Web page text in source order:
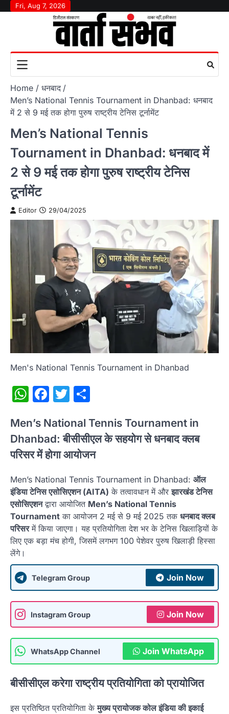
SkipFri, Aug 7, 2026
Home
धनबाद
Men’s National Tennis Tournament in Dhanbad: धनबाद
में 2 से 9 मई तक होगा पुरुष राष्ट्रीय टेनिस टूर्नामेंट
Men’s National Tennis
Tournament in Dhanbad: धनबाद में
2 से 9 मई तक होगा पुरुष राष्ट्रीय टेनिस
टूर्नामेंट
Editor 29/04/2025
Men's National Tennis Tournament in Dhanbad
WhatsApp
Facebook
Twitter
Men’s National Tennis Tournament in
Dhanbad: बीसीसीएल के सहयोग से धनबाद क्लब
परिसर में होगा आयोजन
Men’s National Tennis Tournament in Dhanbad: ऑल
इंडिया टेनिस एसोसिएशन (AITA) के तत्वावधान में औरझारखंड टेनिस
एसोसिएशनद्वारा आयोजित Men’s National Tennis
Tournament का आयोजन 2 मई से 9 मई 2025 तक धनबाद क्लब
परिसरमें किया जाएगा। यह प्रतियोगिता देश भर के टेनिस खिलाड़ियों के
लिए एक बड़ा मंच होगी, जिसमें लगभग 100 पेशेवर पुरुष खिलाड़ी हिस्सा
लेंगे।
Telegram Group Join Now
Instagram Group Join Now
WhatsApp Channel Join WhatsApp
बीसीसीएल करेगा राष्ट्रीय प्रतियोगिता को प्रायोजित
इस प्रतिष्ठित प्रतियोगिता केमुख्य प्रायोजक कोल इंडिया की इकाई